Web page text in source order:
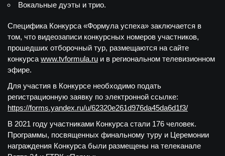
Вокальные дуэты и трио.
Специфика Конкурса «Формула успеха» заключается в
том, что видеозаписи конкурсных номеров участников,
прошедших отборочный тур, размещаются на сайте
конкурса www.tvformula.ru и в региональном телевизионном
эфире.
Для участия в Конкурсе необходимо подать
регистрационную заявку по электронной ссылке:
https://forms.yandex.ru/u/62320e261d976da45da6d1f3/
В 2021 году участниками Конкурса стали 176 человек.
Программы, посвященных финальному туру и Церемонии
награждения Конкурса были размещены на телеканале